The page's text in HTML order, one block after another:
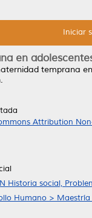
Iniciar
en
temprana
Attribution
Historia social,
Humano >